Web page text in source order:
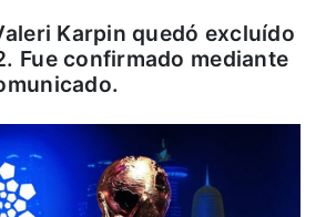
Karpin quedó excluído
Fue confirmado mediante